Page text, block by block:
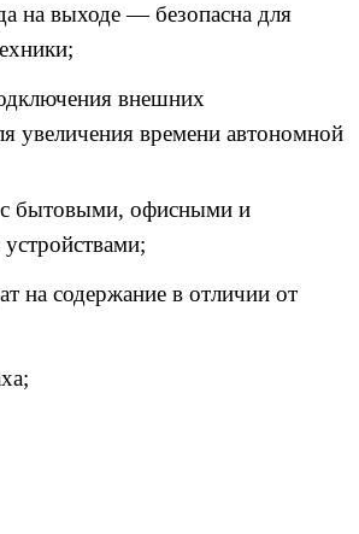
на выходе — безопасна для
внешних
увеличения времени автономной
с бытовыми, офисными и
на содержание в отличии от